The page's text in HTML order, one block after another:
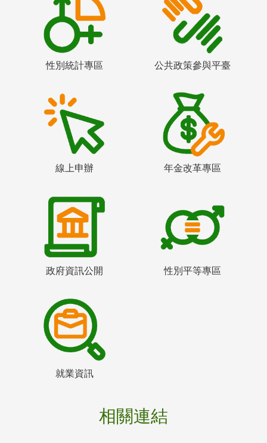
性別統計專區 公共政策參與平臺
線上申辦 年金改革專區
政府資訊公開 性別平等專區
就業資訊
相關連結